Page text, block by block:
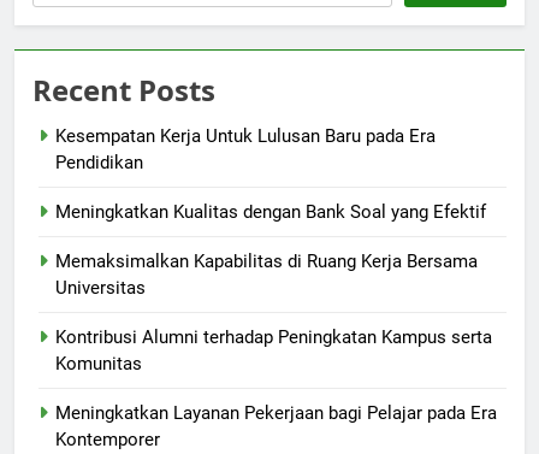
Recent Posts
Kesempatan Kerja Untuk Lulusan Baru pada Era
Pendidikan
Meningkatkan Kualitas dengan Bank Soal yang Efektif
Memaksimalkan Kapabilitas di Ruang Kerja Bersama
Universitas
Kontribusi Alumni terhadap Peningkatan Kampus serta
Komunitas
Meningkatkan Layanan Pekerjaan bagi Pelajar pada Era
Kontemporer